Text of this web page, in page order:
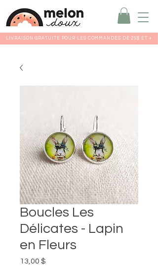
LIVRAISON GRATUITE POUR LES COMMANDES DE 25$ ET +
Boucles Les
Délicates - Lapin
en Fleurs
13,00 $